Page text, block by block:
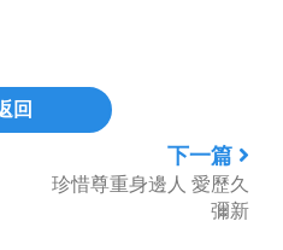
回
下一篇
珍惜尊重身邊人 愛歷久
彌新